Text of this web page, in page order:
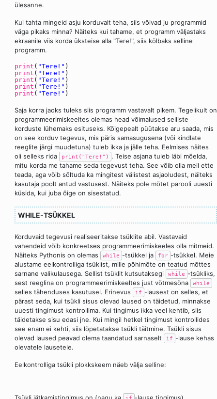
ülesanne.
Kui tahta mingeid asju korduvalt teha, siis võivad ju programmid
väga pikaks minna? Näiteks kui tahame, et programm väljastaks
ekraanile viis korda üksteise alla "Tere!", siis kõlbaks selline
programm.
print ( "Tere!" )
print ( "Tere!" )
print ( "Tere!" )
print ( "Tere!" )
print ( "Tere!" )
Saja korra jaoks tuleks siis programm vastavalt pikem. Tegelikult on
programmeerimiskeeltes olemas head võimalused selliste
korduste lühemaks esituseks. Kõigepealt püütakse aru saada, mis
on see korduv tegevus, mis päris samasugusena (või kindlate
reeglite järgi muudetuna) tuleb ikka ja jälle teha. Eelmises näites
oli selleks rida
print("Tere!") . Teise asjana tuleb läbi mõelda,
mitu korda me tahame seda tegevust teha. See võib olla meil ette
teada, aga võib sõltuda ka mingitest välistest asjaoludest, näiteks
kasutaja poolt antud vastusest. Näiteks pole mõtet parooli uuesti
küsida, kui juba õige on sisestatud.
WHILE-TSÜKKEL
Korduvaid tegevusi realiseeritakse tsüklite abil. Vastavaid
vahendeid võib konkreetses programmeerimiskeeles olla mitmeid.
Näiteks Pythonis on olemas
while -tsükkel ja for -tsükkel. Meie
alustame eelkontrolliga tsüklist, mille põhimõte on teatud mõttes
sarnane valikulausega. Sellist tsüklit kutsutaksegi
while -tsükliks,
sest reeglina on programmeerimiskeeltes just võtmesõna
while
selles tähenduses kasutusel. Erinevus if -lausest on selles, et
pärast seda, kui tsükli sisus olevad laused on täidetud, minnakse
uuesti tingimust kontrollima. Kui tingimus ikka veel kehtib, siis
täidetakse sisu edasi jne. Kui mingil hetkel tingimust kontrollides
see enam ei kehti, siis lõpetatakse tsükli täitmine. Tsükli sisus
olevad laused peavad olema taandatud sarnaselt
if -lause kehas
olevatele lausetele.
Eelkontrolliga tsükli plokkskeem näeb välja selline: